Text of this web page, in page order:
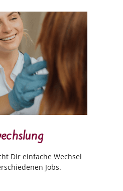
Dir einfache Wechsel
Jobs.